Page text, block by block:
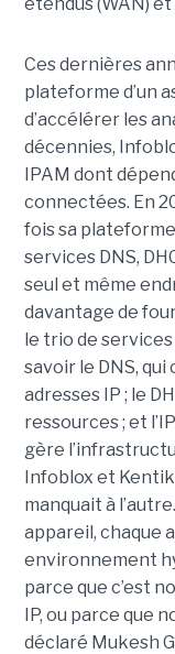
Ces dernières
plateforme d’un
d’accélérer les
décennies,
IPAM dont
connectées. En
fois sa
services DNS,
seul et même
davantage de
le trio de services
savoir le DNS,
adresses IP ; le
ressources ; et
gère
Infoblox et
manquait à
appareil, chaque
environnement
parce que c’est
IP, ou parce que
déclaré Mukesh